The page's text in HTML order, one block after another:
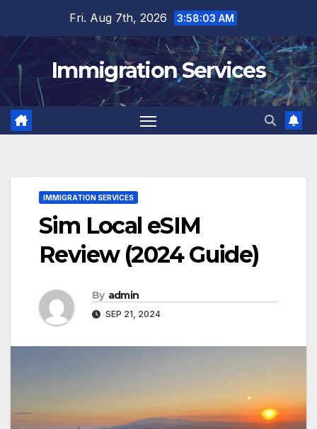
content
Fri. Aug 7th, 2026 3:58:04 AM
Immigration Services
IMMIGRATION SERVICES
Sim Local eSIM
Review (2024 Guide)
By admin
SEP 21, 2024